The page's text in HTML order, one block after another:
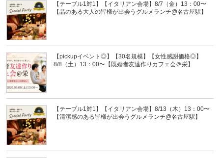
【テーブル1対1】【イタリアン会場】8/7（金）13：00〜
【品のある大人の皆様が出会うグルメランチ@名古屋駅】
【pickupイベント◎】【30名規模】【女性感謝価格◎】
8/8（土）13：00〜【既婚者友達作りカフェ会＠栄】
【テーブル1対1】【イタリアン会場】8/13（木）13：00〜
【清潔感のある皆様が出会うグルメランチ@名古屋駅】